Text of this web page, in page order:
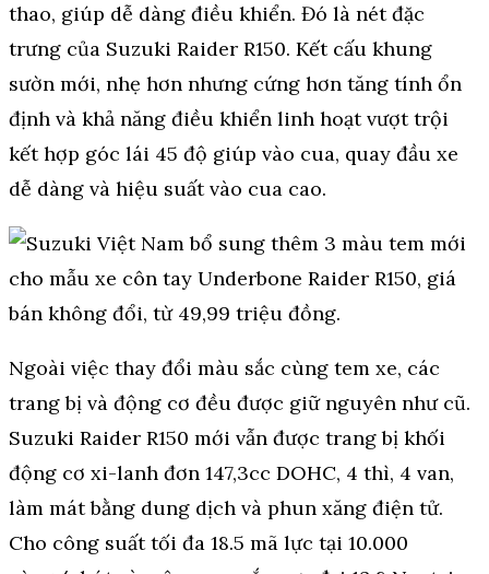
thao, giúp dễ dàng điều khiển. Đó là nét đặc
trưng của Suzuki Raider R150. Kết cấu khung
sườn mới, nhẹ hơn nhưng cứng hơn tăng tính ổn
định và khả năng điều khiển linh hoạt vượt trội
kết hợp góc lái 45 độ giúp vào cua, quay đầu xe
dễ dàng và hiệu suất vào cua cao.
Ngoài việc thay đổi màu sắc cùng tem xe, các
trang bị và động cơ đều được giữ nguyên như cũ.
Suzuki Raider R150 mới vẫn được trang bị khối
động cơ xi-lanh đơn 147,3cc DOHC, 4 thì, 4 van,
làm mát bằng dung dịch và phun xăng điện tử.
Cho công suất tối đa 18.5 mã lực tại 10.000